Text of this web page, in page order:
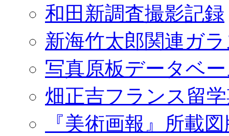
和田新調査撮影記録
新海竹太郎関連ガ
写真原板データベ
畑正吉フランス留
『美術画報』所載